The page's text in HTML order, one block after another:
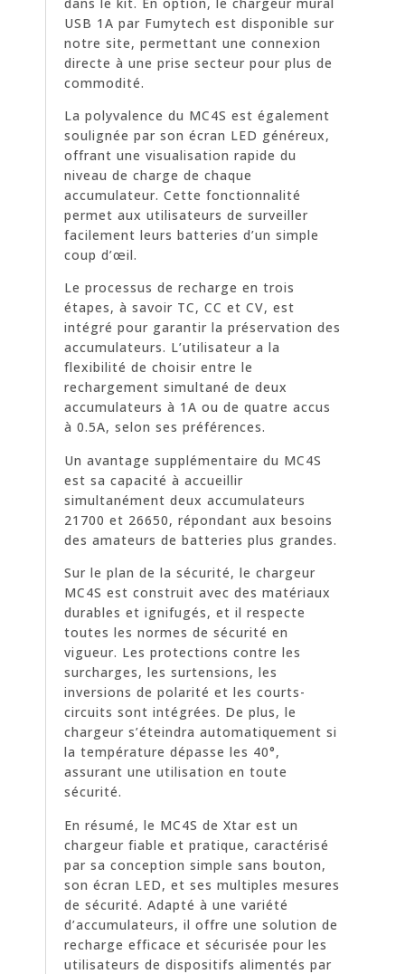
USB 1A par Fumytech est disponible sur
notre site, permettant une connexion
directe à une prise secteur pour plus de
commodité.
La polyvalence du MC4S est également
soulignée par son écran LED généreux,
offrant une visualisation rapide du
niveau de charge de chaque
accumulateur. Cette fonctionnalité
permet aux utilisateurs de surveiller
facilement leurs batteries d’un simple
coup d’œil.
Le processus de recharge en trois
étapes, à savoir TC, CC et CV, est
intégré pour garantir la préservation des
accumulateurs. L’utilisateur a la
flexibilité de choisir entre le
rechargement simultané de deux
accumulateurs à 1A ou de quatre accus
à 0.5A, selon ses préférences.
Un avantage supplémentaire du MC4S
est sa capacité à accueillir
simultanément deux accumulateurs
21700 et 26650, répondant aux besoins
des amateurs de batteries plus grandes.
Sur le plan de la sécurité, le chargeur
MC4S est construit avec des matériaux
durables et ignifugés, et il respecte
toutes les normes de sécurité en
vigueur. Les protections contre les
surcharges, les surtensions, les
inversions de polarité et les courts-
circuits sont intégrées. De plus, le
chargeur s’éteindra automatiquement si
la température dépasse les 40°,
assurant une utilisation en toute
sécurité.
En résumé, le MC4S de Xtar est un
chargeur fiable et pratique, caractérisé
par sa conception simple sans bouton,
son écran LED, et ses multiples mesures
de sécurité. Adapté à une variété
d’accumulateurs, il offre une solution de
recharge efficace et sécurisée pour les
utilisateurs de dispositifs alimentés par